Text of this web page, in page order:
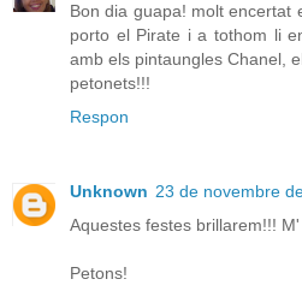
Bon dia guapa! molt encertat
porto el Pirate i a tothom li
amb els pintaungles Chanel,
petonets!!!
Respon
Unknown 23 de novembre
Aquestes festes brillarem!!!
Petons!